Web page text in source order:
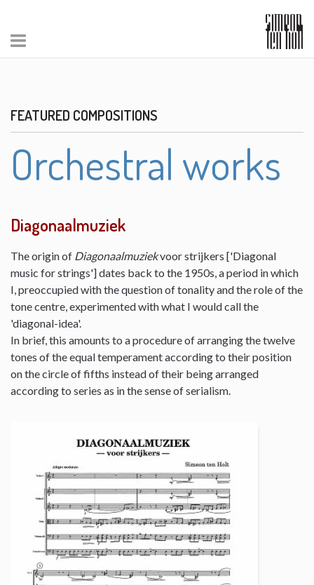
FEATURED COMPOSITIONS
Orchestral works
Diagonaalmuziek
The origin of Diagonaalmuziekvoor strijkers ['Diagonal
music for strings'] dates back to the 1950s, a period in which
I, preoccupied with the question of tonality and the role of the
tone centre, experimented with what I would call the
'diagonal-idea'.
In brief, this amounts to a procedure of arranging the twelve
tones of the equal temperament according to their position
on the circle of fifths instead of their being arranged
according to series as in the sense of serialism.